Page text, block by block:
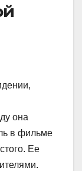
она
в фильме
Ее